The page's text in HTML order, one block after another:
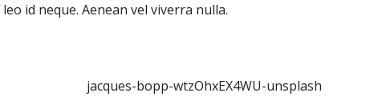
id neque. Aenean vel viverra nulla.